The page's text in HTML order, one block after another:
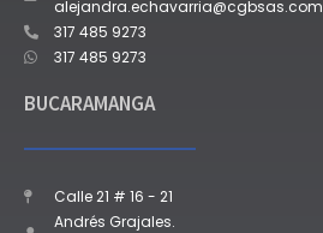
alejandra.echavarria@cgbsas.com
317 485 9273
317 485 9273
BUCARAMANGA
Calle 21 # 16 - 21
Andrés Grajales.